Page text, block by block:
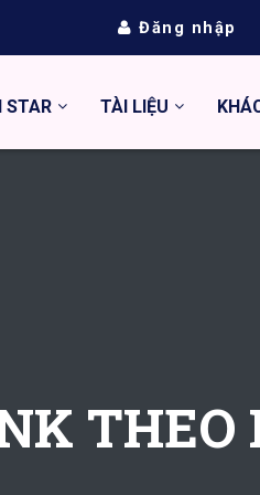
Đăng nhập
STAR TÀI LIỆU
THEO